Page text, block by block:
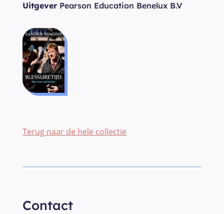
Uitgever Pearson Education Benelux B.V
Terug naar de hele collectie
Contact